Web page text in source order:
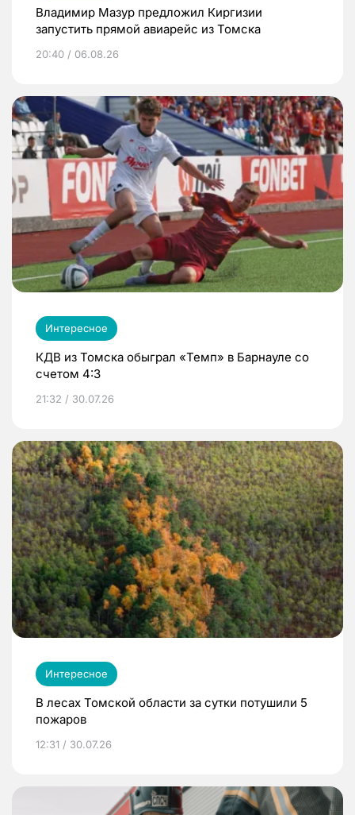
Владимир Мазур предложил Киргизии
запустить прямой авиарейс из Томска
20:40 / 06.08.26
Интересное
КДВ из Томска обыграл «Темп» в Барнауле со
счетом 4:3
21:32 / 30.07.26
Интересное
В лесах Томской области за сутки потушили 5
пожаров
12:31 / 30.07.26